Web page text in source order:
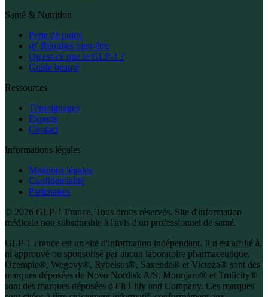
Santé & Nutrition
Perte de poids
🌿 Retraites bien-être
Qu'est-ce que le GLP-1 ?
Guide beauté
Ressources
Témoignages
Experts
Contact
Informations légales
Mentions légales
Confidentialité
Partenaires
© 2026 GLP-1 France. Tous droits réservés. Site d'information
médicale non substituable à l'avis d'un professionnel de santé.
GLP-1 France est un site d'information indépendant. Il n'est affilié à,
ni approuvé ou sponsorisé par aucun laboratoire pharmaceutique.
Ozempic®, Wegovy®, Rybelsus®, Saxenda® et Victoza® sont des
marques déposées de Novo Nordisk A/S. Mounjaro® et Trulicity®
sont des marques déposées d'Eli Lilly and Company. Ces marques